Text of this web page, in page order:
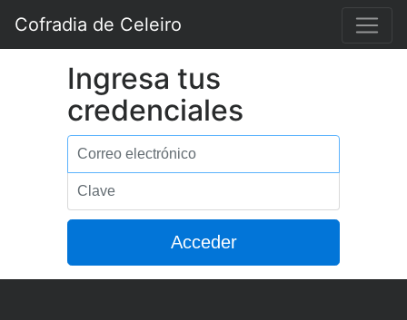
Cofradia de Celeiro
Ingresa tus
credenciales
Correo
Clave